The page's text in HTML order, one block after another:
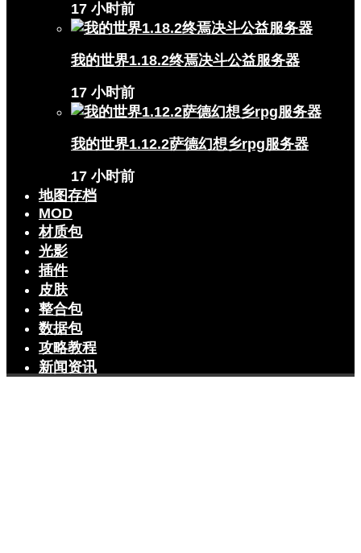
17 小时前
我的世界1.18.2终焉决斗公益服务器
17 小时前
我的世界1.12.2萨德幻想乡rpg服务器
17 小时前
地图存档
MOD
材质包
光影
插件
皮肤
整合包
数据包
攻略教程
新闻资讯